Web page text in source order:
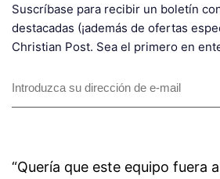
Suscríbase para recibir un boletín
destacadas (¡además de ofertas
Christian Post. Sea el primero en
“Quería que este equipo fuera